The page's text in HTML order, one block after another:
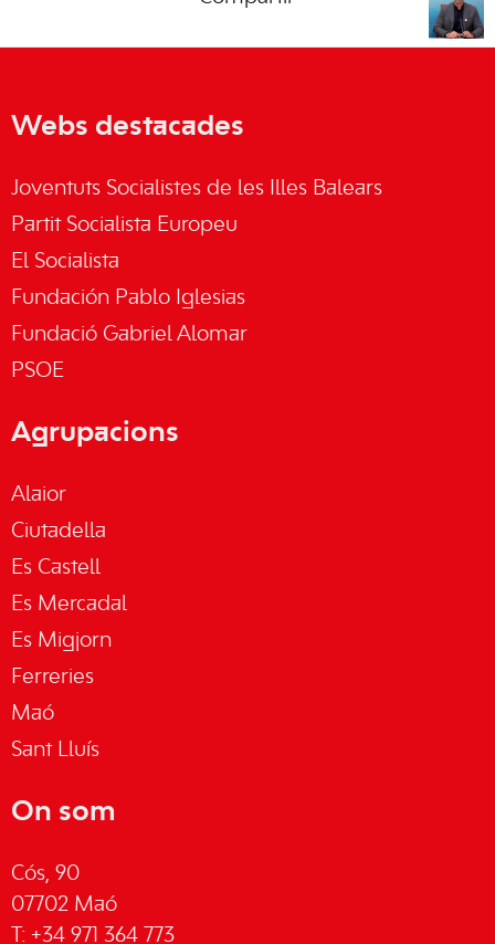
Webs destacades
Joventuts Socialistes de les Illes Balears
Partit Socialista Europeu
El Socialista
Fundación Pablo Iglesias
Fundació Gabriel Alomar
PSOE
Agrupacions
Alaior
Ciutadella
Es Castell
Es Mercadal
Es Migjorn
Ferreries
Maó
Sant Lluís
On som
Cós, 90
07702 Maó
T: +34 971 364 773